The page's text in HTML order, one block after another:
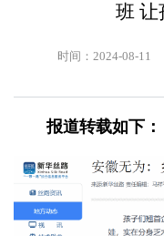
班 让
时间：2024-08-11
报道转载如下：